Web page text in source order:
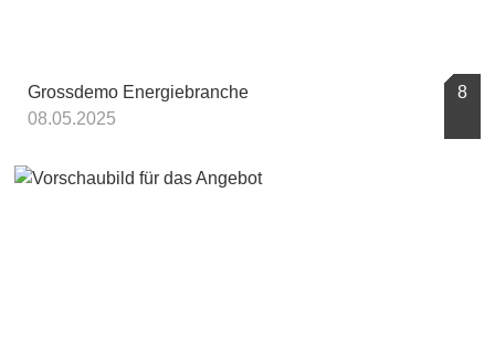
Grossdemo Energiebranche
08.05.2025
8